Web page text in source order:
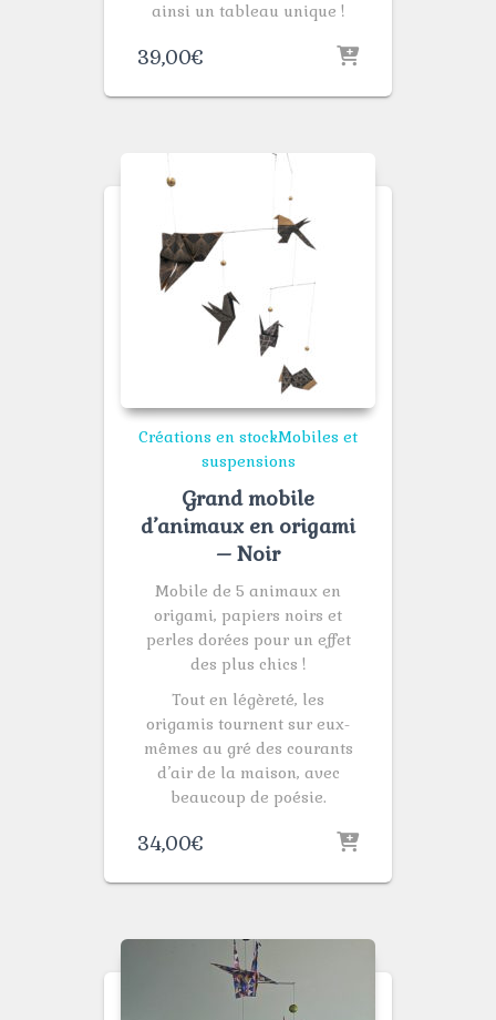
ainsi un tableau unique !
39,00€
Créations en stockMobiles et
suspensions
Grand mobile
d’animaux en origami
– Noir
Mobile de 5 animaux en
origami, papiers noirs et
perles dorées pour un effet
des plus chics !
Tout en légèreté, les
origamis tournent sur eux-
mêmes au gré des courants
d’air de la maison, avec
beaucoup de poésie.
34,00€